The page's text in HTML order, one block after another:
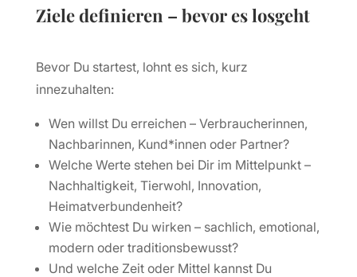
Ziele definieren – bevor es losgeht
Bevor Du startest, lohnt es sich, kurz
innezuhalten:
Wen willst Du erreichen – Verbraucherinnen,
Nachbarinnen, Kund*innen oder Partner?
Welche Werte stehen bei Dir im Mittelpunkt –
Nachhaltigkeit, Tierwohl, Innovation,
Heimatverbundenheit?
Wie möchtest Du wirken – sachlich, emotional,
modern oder traditionsbewusst?
Und welche Zeit oder Mittel kannst Du